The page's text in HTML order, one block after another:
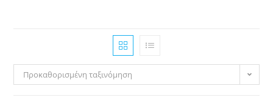
Προκαθορισμένη ταξινόμηση